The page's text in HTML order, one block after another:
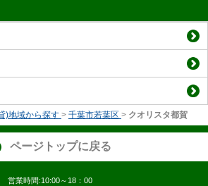
)地域から探す > 千葉市若葉区 > クオリスタ都賀
ページトップに戻る
営業時間:10:00～18：00